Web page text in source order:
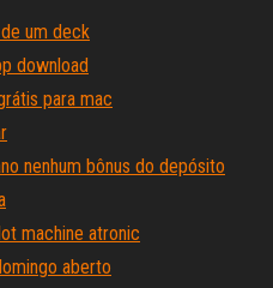
um deck
download
para mac
nenhum bônus do depósito
machine atronic
aberto